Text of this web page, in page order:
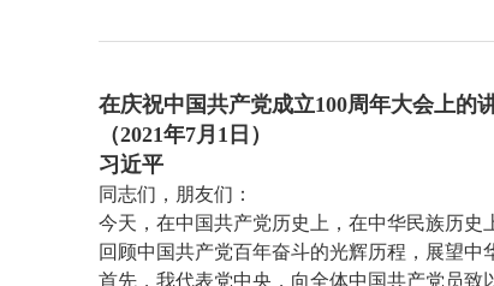
在庆祝中国共产党成立100周年大会上的
（2021年7月1日）
习近平
同志们，朋友们：
今天，在中国共产党历史上，在中华民族历史
回顾中国共产党百年奋斗的光辉历程，展望中
首先，我代表党中央，向全体中国共产党员致